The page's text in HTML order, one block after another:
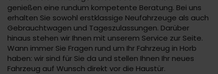
genießen eine rundum kompetente Beratung. Bei uns
erhalten Sie sowohl erstklassige Neufahrzeuge als auch
Gebrauchtwagen und Tageszulassungen. Darüber
hinaus stehen wir Ihnen mit unserem Service zur Seite.
Wann immer Sie Fragen rund um Ihr Fahrzeug in Horb
haben: wir sind für Sie da und stellen Ihnen Ihr neues
Fahrzeug auf Wunsch direkt vor die Haustür.